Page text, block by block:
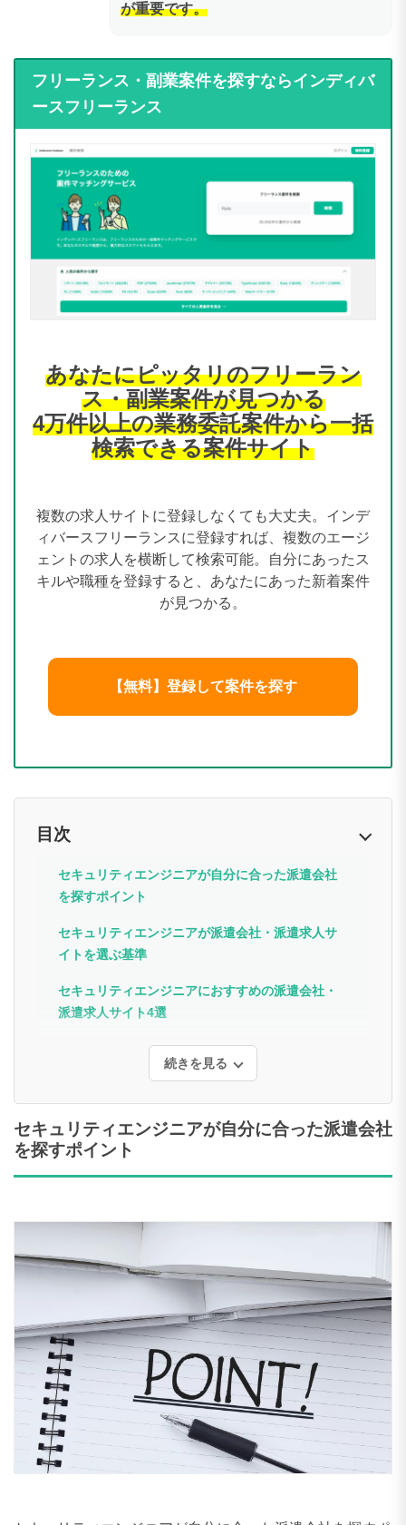
が重要です。
フリーランス・副業案件を探すならインディバ
ースフリーランス
あなたにピッタリのフリーラン
ス・副業案件が見つかる
4万件以上の業務委託案件から一括
検索できる案件サイト
複数の求人サイトに登録しなくても大丈夫。インデ
ィバースフリーランスに登録すれば、複数のエージ
ェントの求人を横断して検索可能。自分にあったス
キルや職種を登録すると、あなたにあった新着案件
が見つかる。
【無料】登録して案件を探す
目次
セキュリティエンジニアが自分に合った派遣会社
を探すポイント
セキュリティエンジニアが派遣会社・派遣求人サ
イトを選ぶ基準
セキュリティエンジニアにおすすめの派遣会社・
派遣求人サイト4選
続きを見る
セキュリティエンジニアが自分に合った派遣会社
を探すポイント